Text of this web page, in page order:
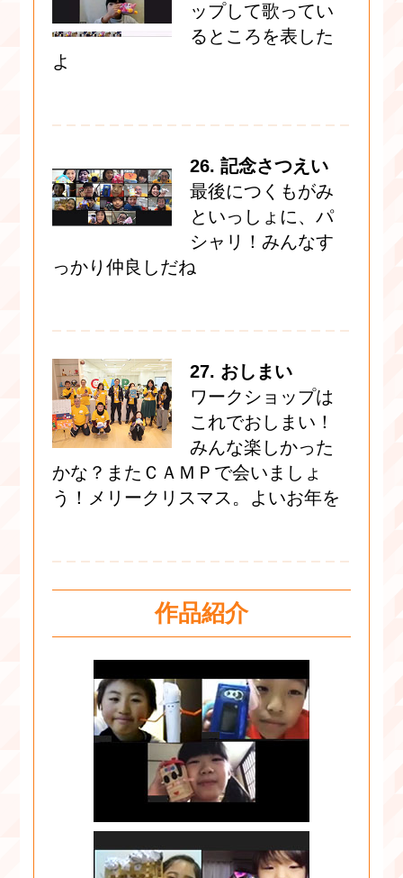
ップして歌ってい
るところを表した
よ
26. 記念さつえい
最後につくもがみ
といっしょに、パ
シャリ！みんなす
っかり仲良しだね
27. おしまい
ワークショップは
これでおしまい！
みんな楽しかった
かな？またＣＡＭＰで会いましょ
う！メリークリスマス。よいお年を
作品紹介